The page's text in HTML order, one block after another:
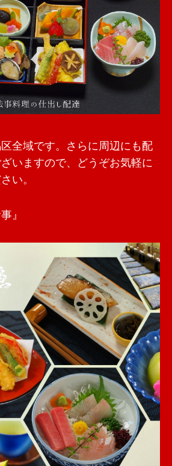
全域です。さらに周辺にも配
いますので、どうぞお気軽に
い。
』